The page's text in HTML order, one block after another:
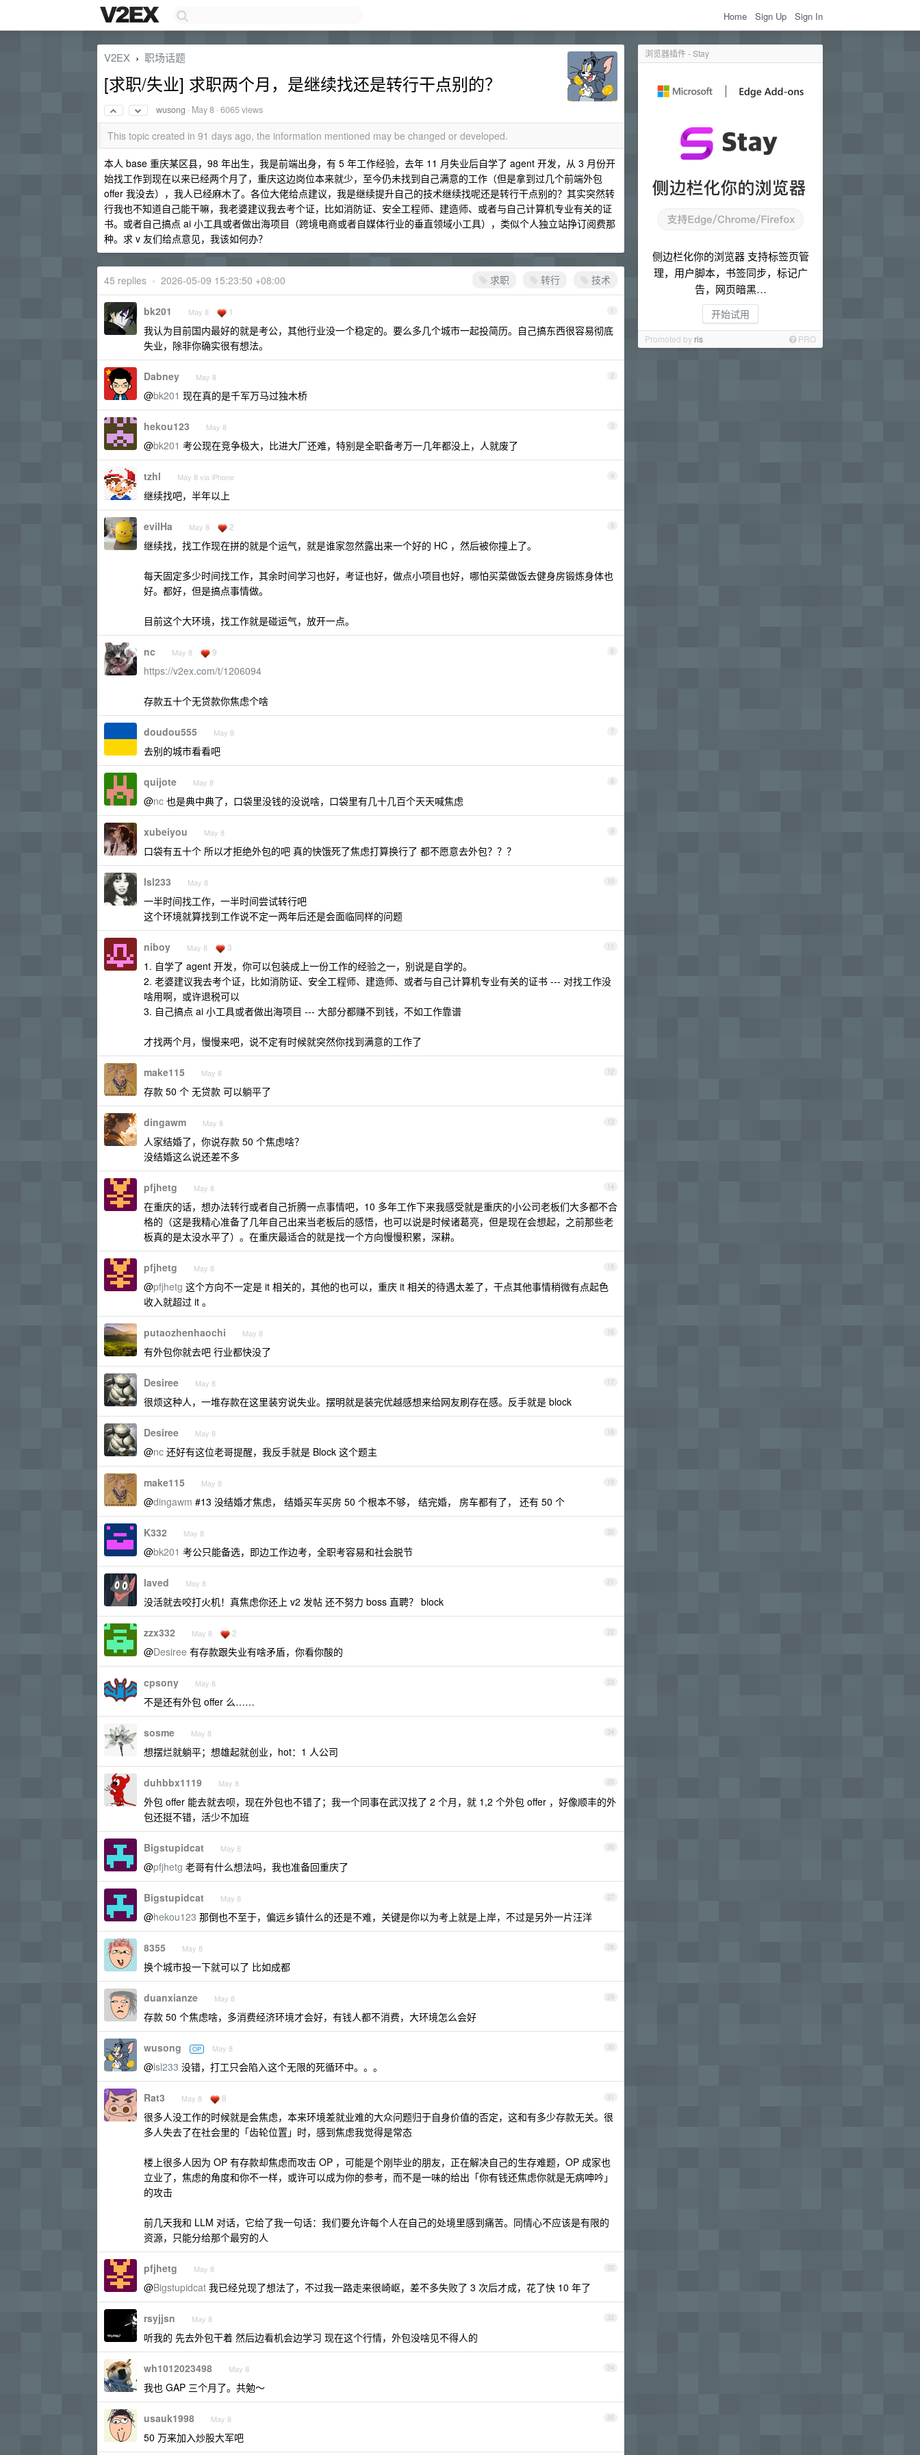
Home Sign Up Sign In
浏览器插件 - Stay
侧边栏化你的浏览器 支持标签页管
理，用户脚本，书签同步，标记广
告，网页暗黑…
开始试用
Promoted by ris PRO
V2EX › 职场话题
[求职/失业] 求职两个月，是继续找还是转行干点别的？
wusong · May 8 · 6065 views
This topic created in 91 days ago, the information mentioned may be changed or developed.
本人 base 重庆某区县，98 年出生，我是前端出身，有 5 年工作经验，去年 11 月失业后自学了 agent 开发，从 3 月份开
始找工作到现在以来已经两个月了，重庆这边岗位本来就少，至今仍未找到自己满意的工作（但是拿到过几个前端外包
offer 我没去），我人已经麻木了。各位大佬给点建议，我是继续提升自己的技术继续找呢还是转行干点别的？其实突然转
行我也不知道自己能干嘛，我老婆建议我去考个证，比如消防证、安全工程师、建造师、或者与自己计算机专业有关的证
书。或者自己搞点 ai 小工具或者做出海项目（跨境电商或者自媒体行业的垂直领域小工具），类似个人独立站挣订阅费那
种。求 v 友们给点意见，我该如何办？
求职 转行 技术
45 replies • 2026-05-09 15:23:50 +08:00
1
bk201 May 8 1
我认为目前国内最好的就是考公，其他行业没一个稳定的。要么多几个城市一起投简历。自己搞东西很容易彻底
失业，除非你确实很有想法。
2
Dabney May 8
@bk201 现在真的是千军万马过独木桥
3
hekou123 May 8
@bk201 考公现在竞争极大，比进大厂还难，特别是全职备考万一几年都没上，人就废了
4
tzhl May 8 via iPhone
继续找吧，半年以上
5
evilHa May 8 2
继续找，找工作现在拼的就是个运气，就是谁家忽然露出来一个好的 HC ，然后被你撞上了。
每天固定多少时间找工作，其余时间学习也好，考证也好，做点小项目也好，哪怕买菜做饭去健身房锻炼身体也
好。都好，但是搞点事情做。
目前这个大环境，找工作就是碰运气，放开一点。
6
nc May 8 9
https://v2ex.com/t/1206094
存款五十个无贷款你焦虑个啥
7
doudou555 May 8
去别的城市看看吧
8
quijote May 8
@nc 也是典中典了，口袋里没钱的没说啥，口袋里有几十几百个天天喊焦虑
9
xubeiyou May 8
口袋有五十个 所以才拒绝外包的吧 真的快饿死了焦虑打算换行了 都不愿意去外包？？？
10
lsl233 May 8
一半时间找工作，一半时间尝试转行吧
这个环境就算找到工作说不定一两年后还是会面临同样的问题
11
niboy May 8 3
1. 自学了 agent 开发，你可以包装成上一份工作的经验之一，别说是自学的。
2. 老婆建议我去考个证，比如消防证、安全工程师、建造师、或者与自己计算机专业有关的证书 --- 对找工作没
啥用啊，或许退税可以
3. 自己搞点 ai 小工具或者做出海项目 --- 大部分都赚不到钱，不如工作靠谱
才找两个月，慢慢来吧，说不定有时候就突然你找到满意的工作了
12
make115 May 8
存款 50 个 无贷款 可以躺平了
13
dingawm May 8
人家结婚了，你说存款 50 个焦虑啥？
没结婚这么说还差不多
14
pfjhetg May 8
在重庆的话，想办法转行或者自己折腾一点事情吧，10 多年工作下来我感受就是重庆的小公司老板们大多都不合
格的（这是我精心准备了几年自己出来当老板后的感悟，也可以说是时候诸葛亮，但是现在会想起，之前那些老
板真的是太没水平了）。在重庆最适合的就是找一个方向慢慢积累，深耕。
15
pfjhetg May 8
@pfjhetg 这个方向不一定是 it 相关的，其他的也可以，重庆 it 相关的待遇太差了，干点其他事情稍微有点起色
收入就超过 it 。
16
putaozhenhaochi May 8
有外包你就去吧 行业都快没了
17
Desiree May 8
很烦这种人，一堆存款在这里装穷说失业。摆明就是装完优越感想来给网友刷存在感。反手就是 block
18
Desiree May 8
@nc 还好有这位老哥提醒，我反手就是 Block 这个题主
19
make115 May 8
@dingawm #13 没结婚才焦虑， 结婚买车买房 50 个根本不够， 结完婚， 房车都有了， 还有 50 个
20
K332 May 8
@bk201 考公只能备选，即边工作边考，全职考容易和社会脱节
21
laved May 8
没活就去咬打火机！真焦虑你还上 v2 发帖 还不努力 boss 直聘？ block
22
zzx332 May 8 2
@Desiree 有存款跟失业有啥矛盾，你看你酸的
23
cpsony May 8
不是还有外包 offer 么……
24
sosme May 8
想摆烂就躺平；想雄起就创业，hot：1 人公司
25
duhbbx1119 May 8
外包 offer 能去就去呗，现在外包也不错了；我一个同事在武汉找了 2 个月，就 1,2 个外包 offer ，好像顺丰的外
包还挺不错，活少不加班
26
Bigstupidcat May 8
@pfjhetg 老哥有什么想法吗，我也准备回重庆了
27
Bigstupidcat May 8
@hekou123 那倒也不至于，偏远乡镇什么的还是不难，关键是你以为考上就是上岸，不过是另外一片汪洋
28
8355 May 8
换个城市投一下就可以了 比如成都
29
duanxianze May 8
存款 50 个焦虑啥，多消费经济环境才会好，有钱人都不消费，大环境怎么会好
30
wusong OP May 8
@lsl233 没错，打工只会陷入这个无限的死循环中。。。
31
Rat3 May 8 8
很多人没工作的时候就是会焦虑，本来环境差就业难的大众问题归于自身价值的否定，这和有多少存款无关。很
多人失去了在社会里的「齿轮位置」时，感到焦虑我觉得是常态
楼上很多人因为 OP 有存款却焦虑而攻击 OP ，可能是个刚毕业的朋友，正在解决自己的生存难题，OP 成家也
立业了，焦虑的角度和你不一样，或许可以成为你的参考，而不是一味的给出「你有钱还焦虑你就是无病呻吟」
的攻击
前几天我和 LLM 对话，它给了我一句话：我们要允许每个人在自己的处境里感到痛苦。同情心不应该是有限的
资源，只能分给那个最穷的人
32
pfjhetg May 8
@Bigstupidcat 我已经兑现了想法了，不过我一路走来很崎岖，差不多失败了 3 次后才成，花了快 10 年了
33
rsyjjsn May 8
听我的 先去外包干着 然后边看机会边学习 现在这个行情，外包没啥见不得人的
34
wh1012023498 May 8
我也 GAP 三个月了。共勉～
35
usauk1998 May 8
50 万来加入炒股大军吧